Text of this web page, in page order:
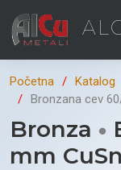
Početna Katalog
Bronzana cev
Bronza
mm